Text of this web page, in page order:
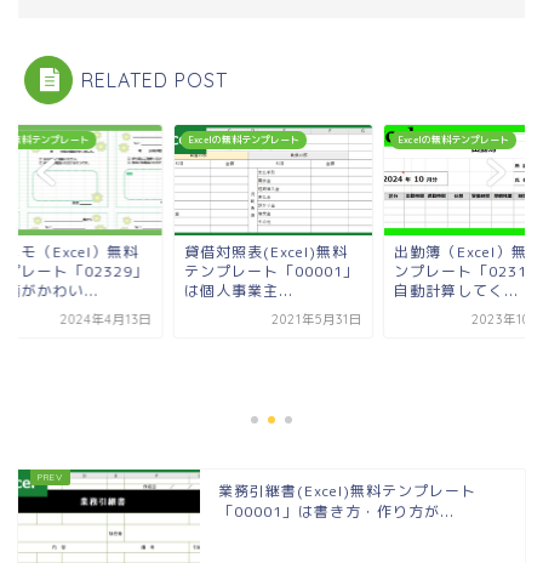
RELATED POST
無料テンプレート
メモ（Excel）無料
プレート「02329」
柄がかわい...
2024年4月13日
Excelの無料テンプレート
貸借対照表(Excel)無料
テンプレート「00001」
は個人事業主...
2021年5月31日
Excelの無料テンプレート
出勤簿（Excel）無
ンプレート「02318
自動計算してく...
2023年10
業務引継書(Excel)無料テンプレート
「00001」は書き方・作り方が...